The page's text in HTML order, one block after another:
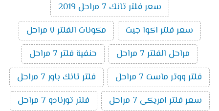
سعر فلتر تانك 7 مراحل 2019
سعر فلتر اكوا جيت
مكونات الفلتر ٧ مراحل
مراحل الفلتر 7 مراحل
حنفية فلتر 7 مراحل
فلتر ووتر ماست 7 مراحل
فلتر تانك باور 7 مراحل
سعر فلتر امريكى 7 مراحل
فلتر تورنادو 7 مراحل